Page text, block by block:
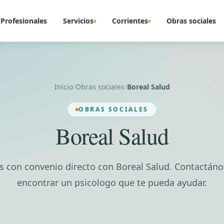
Profesionales Servicios▾ Corrientes▾ Obras sociales
Inicio/Obras sociales/Boreal Salud
OBRAS SOCIALES
Boreal Salud
con convenio directo con Boreal Salud.
encontrar un psicologo que te pueda ayudar.